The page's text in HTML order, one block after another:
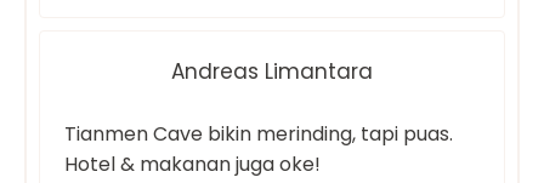
Andreas Limantara
Tianmen Cave bikin merinding, tapi puas.
Hotel & makanan juga oke!